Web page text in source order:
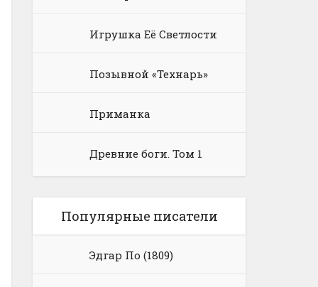
Игрушка Её Светлости
Позывной «Технарь»
Приманка
Древние боги. Том 1
Популярные писатели
Эдгар По (1809)